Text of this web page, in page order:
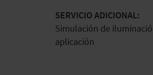
SERVICIO ADICIONAL:
Simulación de
aplicación